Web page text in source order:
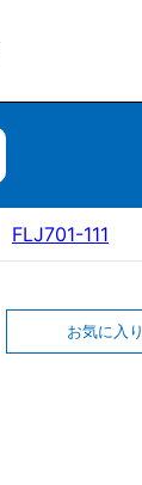
FLJ701-111
お気に入り